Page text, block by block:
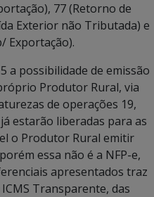
77 (Retorno de
Exterior não Tributada) e
Exportação).
a possibilidade de emissão
Produtor Rural, via
de operações 19,
estarão liberadas para as
o Produtor Rural emitir
essa não é a NFP-e,
apresentados traz
Transparente, das